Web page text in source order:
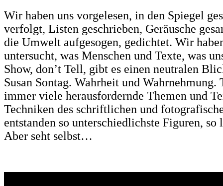
Wir haben uns vorgelesen, in den Spiegel
verfolgt, Listen geschrieben, Geräusche
die Umwelt aufgesogen, gedichtet. Wir
untersucht, was Menschen und Texte, was
Show, don’t Tell, gibt es einen neutralen
Susan Sontag. Wahrheit und Wahrnehmung.
immer viele herausfordernde Themen und
Techniken des schriftlichen und
entstanden so unterschiedlichste Figuren,
Aber seht selbst…